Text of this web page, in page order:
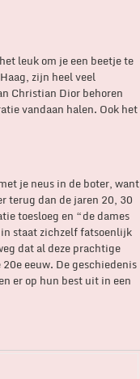
leuk om je een beetje te
zijn heel veel
Christian Dior behoren
vandaan halen. Ook het
je neus in de boter, want
terug dan de jaren 20, 30
toesloeg en “de dames
staat zichzelf fatsoenlijk
dat al deze prachtige
eeuw. De geschiedenis
er op hun best uit in een